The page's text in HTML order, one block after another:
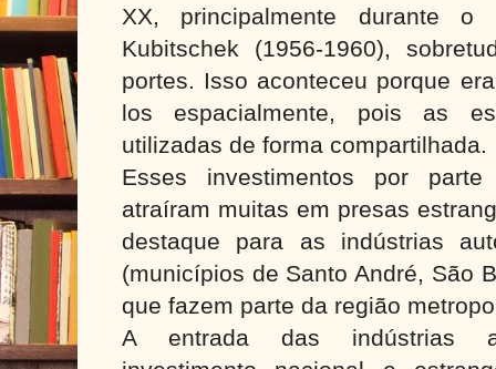
XX, principalmente durante o
Kubitschek (1956-1960),
portes. Isso aconteceu porque
los espacialmente, pois as
utilizadas de forma compartilhada.
Esses investimentos por
atraíram muitas em presas
destaque para as indústrias
(municípios de Santo André, São
que fazem parte da região
A entrada das indústrias